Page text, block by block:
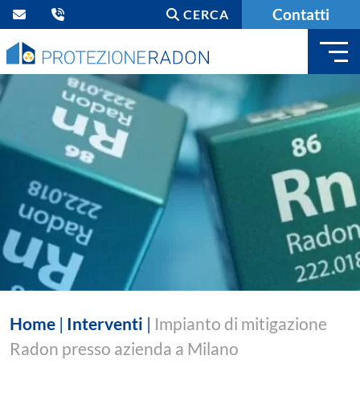
CERCA Contatti
Home | Interventi | Impianto di mitigazione
Radon presso azienda a Milano